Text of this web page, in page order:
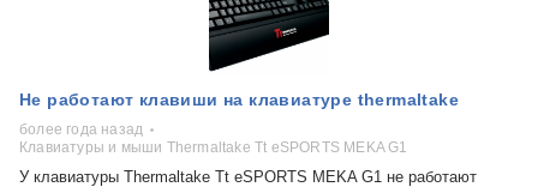
Не работают клавиши на клавиатуре thermaltake
более года назад
Клавиатуры и мыши Thermaltake Tt eSPORTS MEKA G1
У клавиатуры Thermaltake Tt eSPORTS MEKA G1 не работают